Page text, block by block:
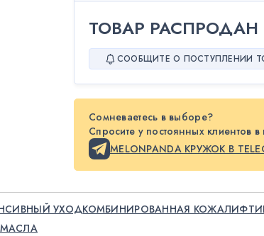
ТОВАР РАСПРОДАН
СООБЩИТЕ О ПОСТУПЛЕНИИ
Сомневаетесь в выборе?
Спросите у постоянных клиентов
MELONPANDA КРУЖОК В
УХОДКОМБИНИРОВАННАЯ КОЖА